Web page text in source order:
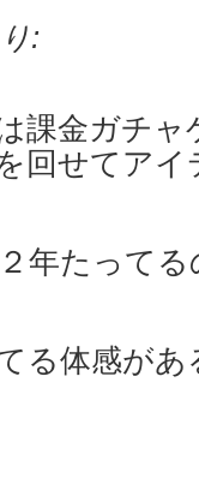
:
課金ガチャ
回せてアイ
年たって
る体感が